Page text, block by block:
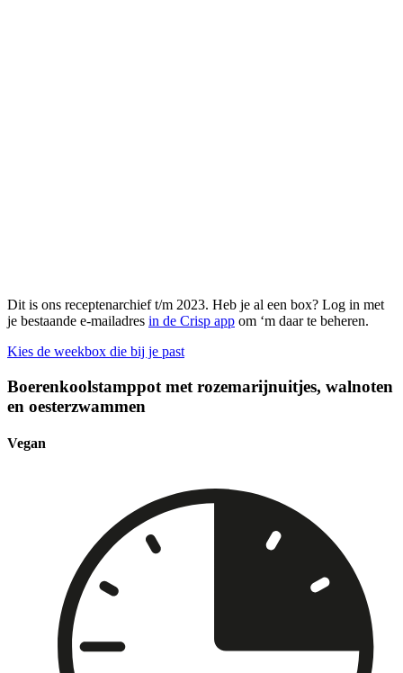
Dit is ons receptenarchief t/m 2023. Heb je al een box? Log in met
je bestaande e-mailadres in de Crisp app om ‘m daar te beheren.
Kies de weekbox die bij je past
Boerenkoolstamppot met rozemarijnuitjes, walnoten
en oesterzwammen
Vegan